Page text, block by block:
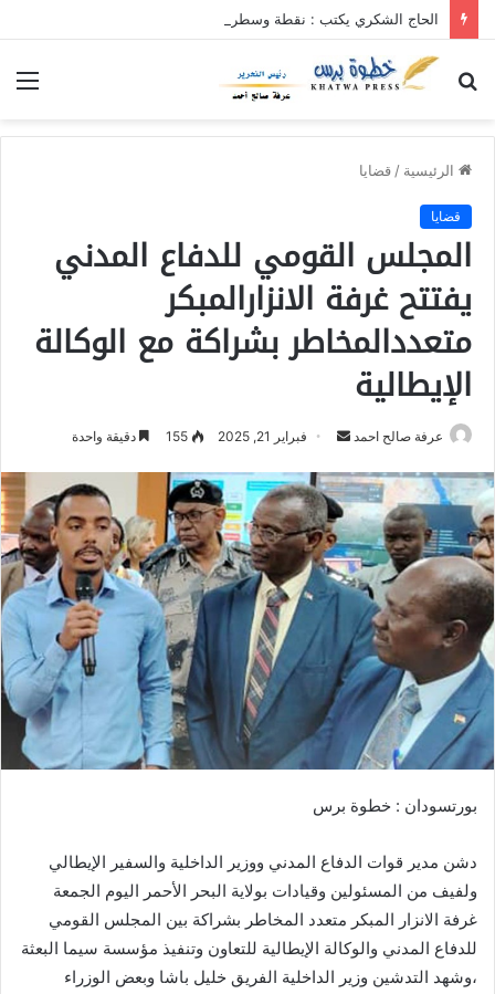
الرئيسية / قضايا
قضايا
المجلس القومي للدفاع المدني
يفتتح غرفة الانزارالمبكر
متعددالمخاطر بشراكة مع الوكالة
الإيطالية
عرفة صالح احمد
س
ل
ب
ر
ي
إ
ل
ك
و
ي
ا
فبراير 21, 2025 155 دقيقة واحدة
بورتسودان : خطوة برس
دشن مدير قوات الدفاع المدني ووزير الداخلية والسفير الإيطالي
ولفيف من المسئولين وقيادات بولاية البحر الأحمر اليوم الجمعة
غرفة الانزار المبكر متعدد المخاطر بشراكة بين المجلس القومي
للدفاع المدني والوكالة الإيطالية للتعاون وتنفيذ مؤسسة سيما البعثة
،وشهد التدشين وزير الداخلية الفريق خليل باشا وبعض الوزراء